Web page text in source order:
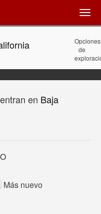
Opciones
de
en Baja
Más nuevo